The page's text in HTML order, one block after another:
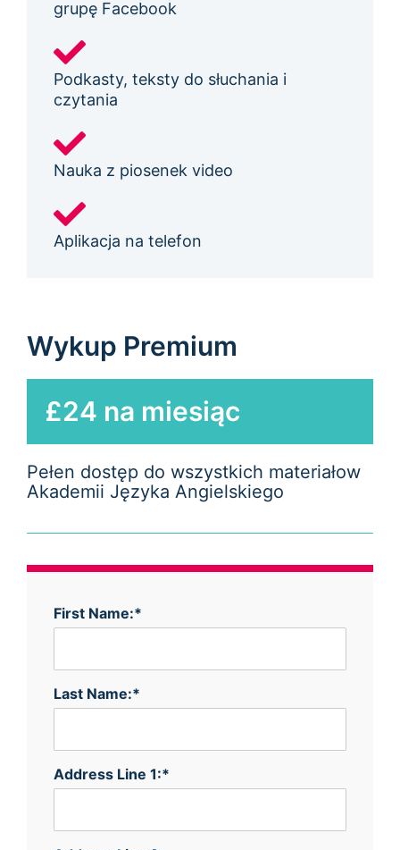
grupę Facebook
Podkasty, teksty do słuchania i
czytania
Nauka z piosenek video
Aplikacja na telefon
Wykup Premium
£24 na miesiąc
Pełen dostęp do wszystkich materiałow
Akademii Języka Angielskiego
First Name:*
Last Name:*
Address Line 1:*